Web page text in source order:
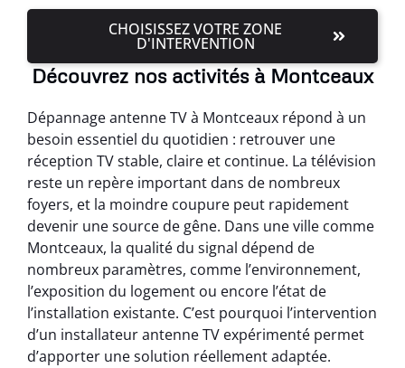
CHOISISSEZ VOTRE ZONE
D'INTERVENTION
Découvrez nos activités à Montceaux
Dépannage antenne TV à Montceaux répond à un
besoin essentiel du quotidien : retrouver une
réception TV stable, claire et continue. La télévision
reste un repère important dans de nombreux
foyers, et la moindre coupure peut rapidement
devenir une source de gêne. Dans une ville comme
Montceaux, la qualité du signal dépend de
nombreux paramètres, comme l’environnement,
l’exposition du logement ou encore l’état de
l’installation existante. C’est pourquoi l’intervention
d’un installateur antenne TV expérimenté permet
d’apporter une solution réellement adaptée.